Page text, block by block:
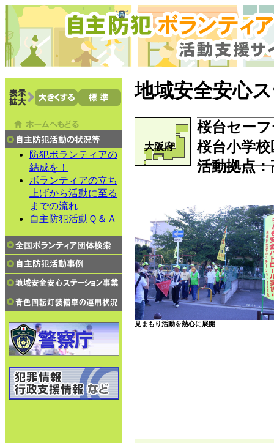
防犯ボランティアの
結成を！
ボランティアの立ち
上げから活動に至る
までの流れ
自主防犯活動Ｑ＆Ａ
地域安全安心
大阪府
桜台セー
桜台小学
活動拠点：
見まもり活動を熱心に展開